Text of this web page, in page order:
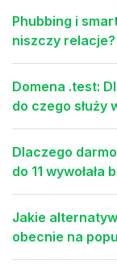
Phubbing i
niszczy
Domena .test:
do czego służy
Dlaczego
do 11 wywołała
Jakie
obecnie na